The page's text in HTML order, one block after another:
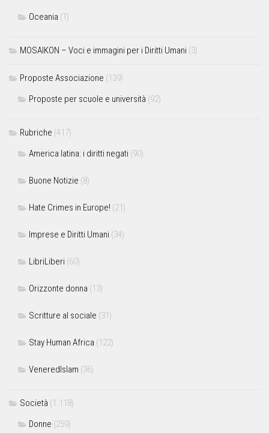
Oceania (1)
MOSAIKON – Voci e immagini per i Diritti Umani (3)
Proposte Associazione (139)
Proposte per scuole e università (92)
Rubriche (417)
America latina: i diritti negati (90)
Buone Notizie (8)
Hate Crimes in Europe! (21)
Imprese e Diritti Umani (34)
LibriLiberi (60)
Orizzonte donna (13)
Scritture al sociale (31)
Stay Human Africa (122)
VeneredIslam (36)
Società (1.118)
Donne (259)